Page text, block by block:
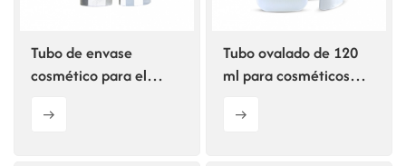
Tubo de envase
cosmético para el
de rosca poligonal.
Tubo ovalado de 120
ml para cosméticos
para acondicionador